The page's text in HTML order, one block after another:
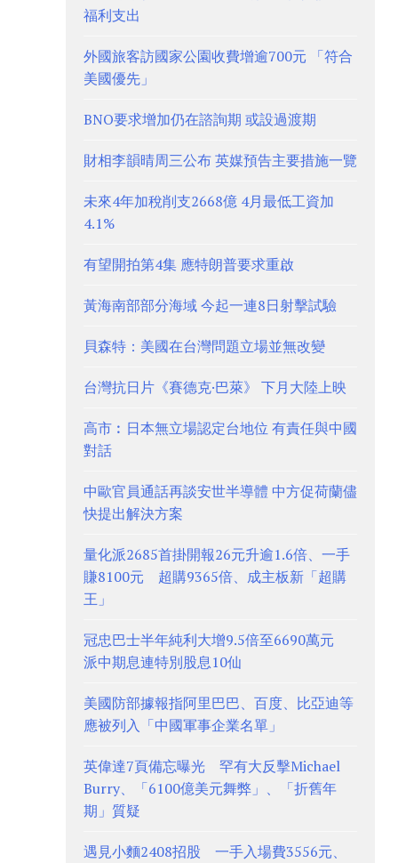
福利支出
外國旅客訪國家公園收費增逾700元 「符合
美國優先」
BNO要求增加仍在諮詢期 或設過渡期
財相李韻晴周三公布 英媒預告主要措施一覽
未來4年加稅削支2668億 4月最低工資加
4.1%
有望開拍第4集 應特朗普要求重啟
黃海南部部分海域 今起一連8日射擊試驗
貝森特：美國在台灣問題立場並無改變
台灣抗日片《賽德克·巴萊》 下月大陸上映
高市︰日本無立場認定台地位 有責任與中國
對話
中歐官員通話再談安世半導體 中方促荷蘭儘
快提出解決方案
量化派2685首掛開報26元升逾1.6倍、一手
賺8100元 超購9365倍、成主板新「超購
王」
冠忠巴士半年純利大增9.5倍至6690萬元
派中期息連特別股息10仙
美國防部據報指阿里巴巴、百度、比亞迪等
應被列入「中國軍事企業名單」
英偉達7頁備忘曝光 罕有大反擊Michael
Burry、「6100億美元舞弊」、「折舊年
期」質疑
遇見小麵2408招股 一手入場費3556元、